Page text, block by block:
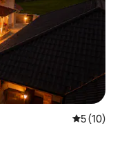
5 पैकी 5
5 (10)